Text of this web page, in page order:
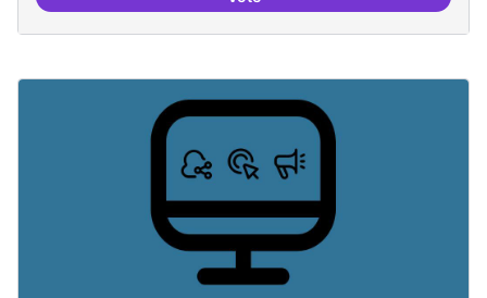
Idees per la millora democràtica